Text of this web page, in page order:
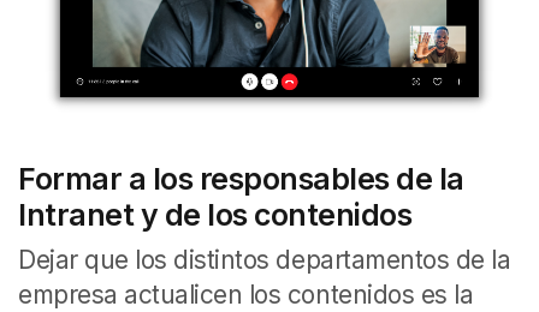
Formar a los responsables de la
Intranet y de los contenidos
Dejar que los distintos departamentos de la
empresa actualicen los contenidos es la